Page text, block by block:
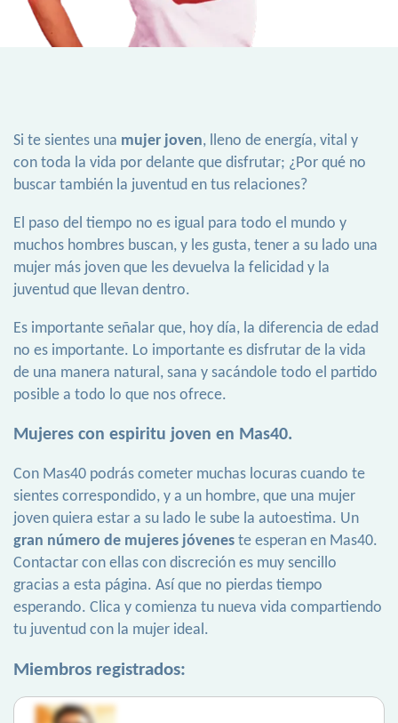
Si te sientes una mujer joven, lleno de energía, vital y
con toda la vida por delante que disfrutar; ¿Por qué no
buscar también la juventud en tus relaciones?
El paso del tiempo no es igual para todo el mundo y
muchos hombres buscan, y les gusta, tener a su lado una
mujer más joven que les devuelva la felicidad y la
juventud que llevan dentro.
Es importante señalar que, hoy día, la diferencia de edad
no es importante. Lo importante es disfrutar de la vida
de una manera natural, sana y sacándole todo el partido
posible a todo lo que nos ofrece.
Mujeres con espiritu joven en Mas40.
Con Mas40 podrás cometer muchas locuras cuando te
sientes correspondido, y a un hombre, que una mujer
joven quiera estar a su lado le sube la autoestima. Un
gran número de mujeres jóvenes te esperan en Mas40.
Contactar con ellas con discreción es muy sencillo
gracias a esta página. Así que no pierdas tiempo
esperando. Clica y comienza tu nueva vida compartiendo
tu juventud con la mujer ideal.
Miembros registrados: